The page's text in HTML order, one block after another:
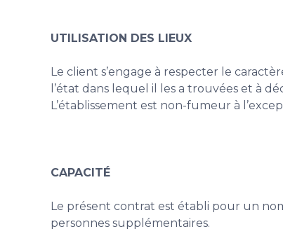
UTILISATION DES LIEUX
Le client s’engage à respecter le
l’état dans lequel il les a trouvées et à
L’établissement est non-fumeur à
CAPACITÉ
Le présent contrat est établi pour un
personnes supplémentaires.